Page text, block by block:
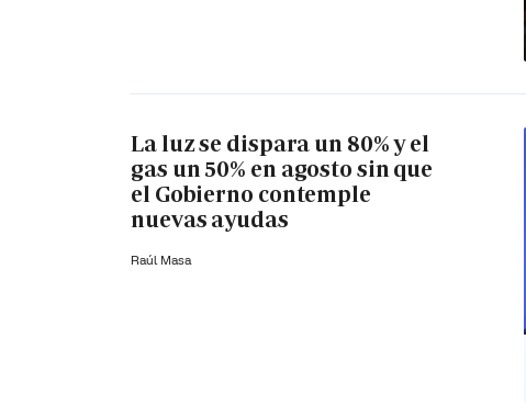
La luz se dispara un 80% y el
gas un 50% en agosto sin que
el Gobierno contemple
nuevas ayudas
Raúl Masa